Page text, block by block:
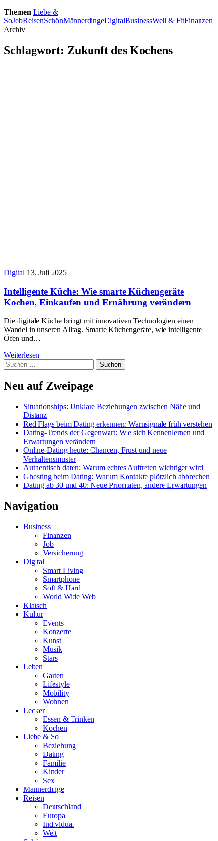
Themen Liebe &
SoJobReisenSchönMännerdingeDigitalBusinessWell & FitFinanzen
Archiv
Schlagwort: Zukunft des Kochens
Digital 13. Juli 2025
Intelligente Küche: Wie smarte Küchengeräte
Kochen, Einkaufen und Ernährung verändern
Die digitale Küche bringt mit innovativen Technologien einen
Wandel in unseren Alltag. Smarte Küchengeräte, wie intelligente
Öfen und…
Weiterlesen
Suchen
nach:
Neu auf Zweipage
Situationships: Unklare Beziehungen zwischen Nähe und
Distanz
Red Flags beim Dating erkennen: Warnsignale früh verstehen
Dating-Trends der Gegenwart: Wie sich Kennenlernen und
Erwartungen verändern
Online-Dating heute: Chancen, Frust und neue
Verhaltensmuster
Authentisch daten: Warum echtes Auftreten wichtiger wird
Ghosting beim Dating: Warum Kontakte plötzlich abbrechen
Dating ab 30 und 40: Neue Prioritäten, andere Erwartungen
Navigation
Business
Finanzen
Job
Versicherung
Digital
Smart Living
Smartphone
Soft & Hard
World Wide Web
Klatsch
Kultur
Events
Konzerte
Kunst
Musik
Stars
Leben
Garten
Lifestyle
Mobility
Wohnen
Lecker
Essen & Trinken
Kochen
Liebe & So
Beziehung
Dating
Familie
Kinder
Sex
Männerdinge
Reisen
Deutschland
Europa
Individual
Welt